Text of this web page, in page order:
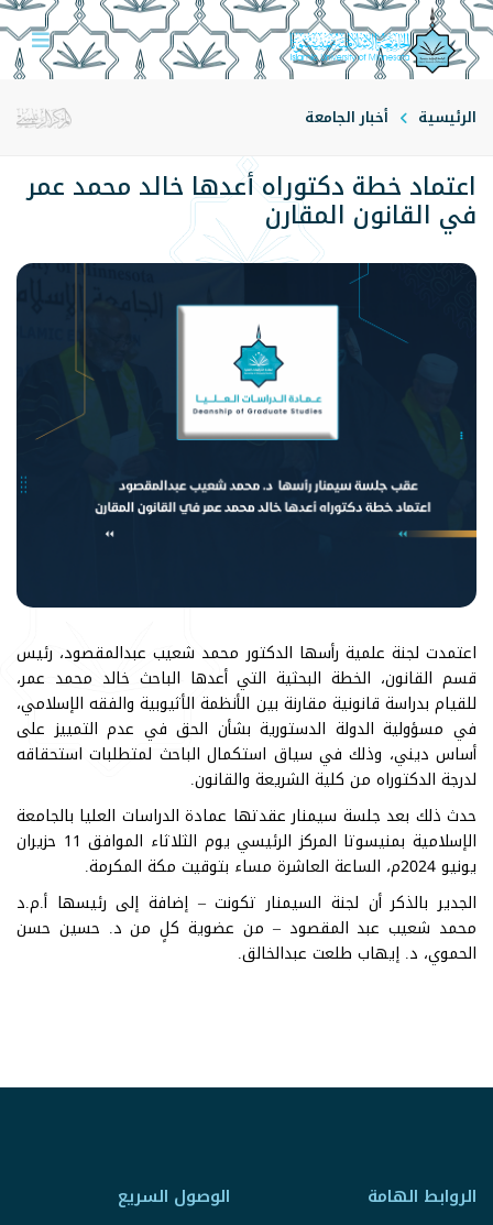
الرئيسية أخبار الجامعة
اعتماد خطة دكتوراه أعدها خالد محمد عمر
في القانون المقارن
اعتمدت لجنة علمية رأسها الدكتور محمد شعيب عبدالمقصود، رئيس
قسم القانون، الخطة البحثية التي أعدها الباحث خالد محمد عمر،
للقيام بدراسة قانونية مقارنة بين الأنظمة الأثيوبية والفقه الإسلامي،
في مسؤولية الدولة الدستورية بشأن الحق في عدم التمييز على
أساس ديني، وذلك في سياق استكمال الباحث لمتطلبات استحقاقه
لدرجة الدكتوراه من كلية الشريعة والقانون.
حدث ذلك بعد جلسة سيمنار عقدتها عمادة الدراسات العليا بالجامعة
الإسلامية بمنيسوتا المركز الرئيسي يوم الثلاثاء الموافق 11 حزيران
يونيو 2024م، الساعة العاشرة مساء بتوقيت مكة المكرمة.
الجدير بالذكر أن لجنة السيمنار تكونت – إضافة إلى رئيسها أ.م.د
محمد شعيب عبد المقصود – من عضوية كلٍ من د. حسين حسن
الحموي، د. إيهاب طلعت عبدالخالق.
الروابط الهامة الوصول السريع